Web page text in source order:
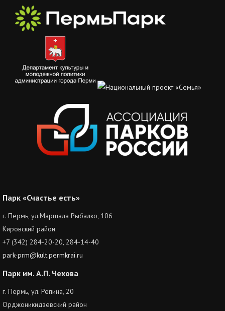
Парк «Счастье есть»
г. Пермь, ул.Маршала Рыбалко, 106
Кировский район
+7 (342) 284-20-20, 284-14-40
park-prm@kult.permkrai.ru
Парк им. А.П. Чехова
г. Пермь, ул. Репина, 20
Орджоникидзевский район